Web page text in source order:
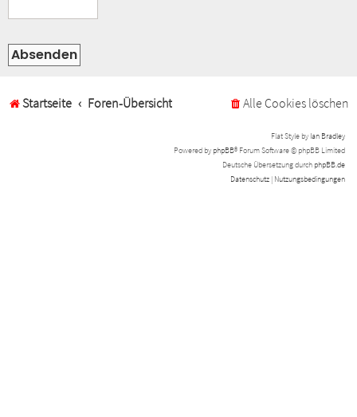
Startseite Foren-Übersicht Alle Cookies löschen
Flat Style by Ian Bradley
Powered by phpBB® Forum Software © phpBB Limited
Deutsche Übersetzung durch phpBB.de
Datenschutz | Nutzungsbedingungen